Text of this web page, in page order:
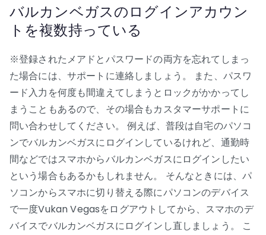
バルカンベガスのログインアカウン
トを複数持っている
※登録されたメアドとパスワードの両方を忘れてしまっ
た場合には、サポートに連絡しましょう。 また、パスワ
ード入力を何度も間違えてしまうとロックがかかってし
まうこともあるので、その場合もカスタマーサポートに
問い合わせしてください。 例えば、普段は自宅のパソコ
ンでバルカンベガスにログインしているけれど、通勤時
間などではスマホからバルカンベガスにログインしたい
という場合もあるかもしれません。 そんなときには、パ
ソコンからスマホに切り替える際にパソコンのデバイス
で一度Vukan Vegasをログアウトしてから、スマホのデ
バイスでバルカンベガスにログインし直しましょう。 こ